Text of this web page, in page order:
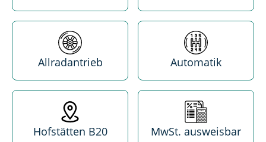
Antrieb
Allradantrieb
Getriebe
Automatik
Standort
Hofstätten B20
MwSt.
MwSt. ausweisbar